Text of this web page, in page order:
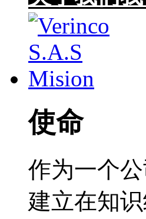
使命
作为一个
建立在知